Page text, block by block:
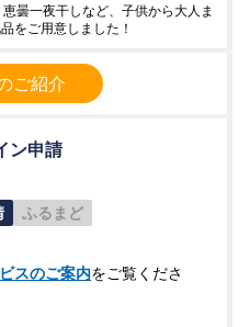
曇一夜干しなど、子供から大人ま
をご用意しました！
ご紹介
ン申請
ふるまど
スのご案内をご覧くださ